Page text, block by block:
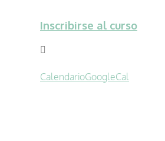
Inscribirse al curso
CalendarioGoogleCal